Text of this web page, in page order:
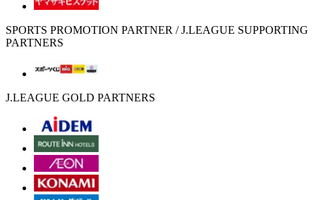
SPORTS PROMOTION PARTNER / J.LEAGUE SUPPORTING
PARTNERS
J.LEAGUE GOLD PARTNERS